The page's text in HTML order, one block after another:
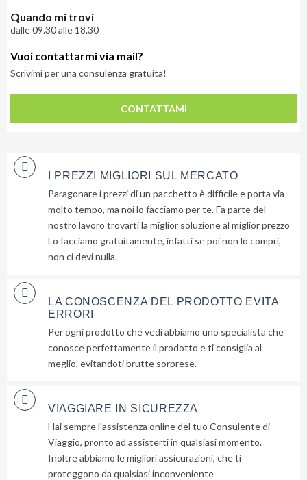
Lascia
invieremo
gratuitamente
ti
dara
Quando mi trovi
dalle 09.30 alle 18.30
Vuoi contattarmi via mail?
Scrivimi per una consulenza gratuita!
CONTATTAMI
I PREZZI MIGLIORI SUL MERCATO
Paragonare i prezzi di un pacchetto è difficile e porta via
molto tempo, ma noi lo facciamo per te. Fa parte del
nostro lavoro trovarti la miglior soluzione al miglior prezzo
Lo facciamo gratuitamente, infatti se poi non lo compri,
non ci devi nulla.
LA CONOSCENZA DEL PRODOTTO EVITA
ERRORI
Per ogni prodotto che vedi abbiamo uno specialista che
conosce perfettamente il prodotto e ti consiglia al
meglio, evitandoti brutte sorprese.
VIAGGIARE IN SICUREZZA
Hai sempre l'assistenza online del tuo Consulente di
Viaggio, pronto ad assisterti in qualsiasi momento.
Inoltre abbiamo le migliori assicurazioni, che ti
proteggono da qualsiasi inconveniente